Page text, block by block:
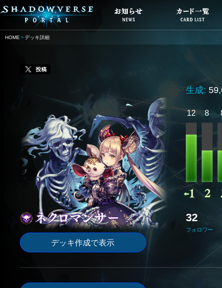
HOME デッキ詳細
投稿
デッキ作成で表示
生成:
12 8
32
フォロワー